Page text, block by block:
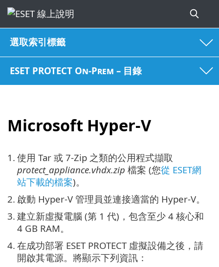
選取索引標籤
ESET PROTECT On-Prem – 目錄
Microsoft Hyper-V
1. 使用 Tar 或 7-Zip 之類的公用程式擷取
protect_appliance.vhdx.zip 檔案 (您從 ESET網
站下載的檔案)。
2. 啟動 Hyper-V 管理員並連接適當的 Hyper-V。
3. 建立新虛擬電腦 (第 1 代)，包含至少 4 核心和
4 GB RAM。
4. 在成功部署 ESET PROTECT 虛擬設備之後，請
開啟其電源。將顯示下列資訊：